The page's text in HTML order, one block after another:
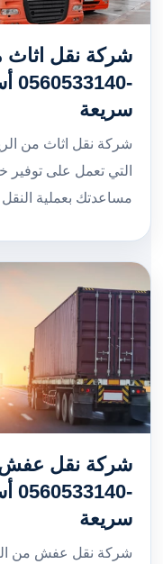
شركة نقل اثاث
-
سريعة
شركة نقل اثاث من
التي تعمل على توفير
مساعدتك بعملية
شركة نقل عفش
-
سريعة
شركة نقل عفش من